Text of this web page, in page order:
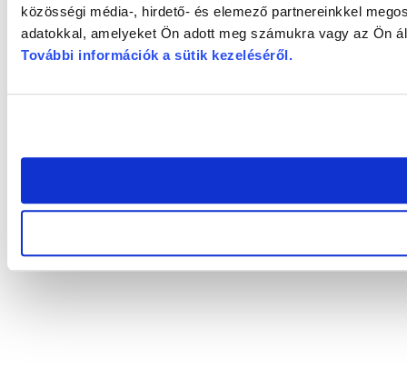
közösségi média-, hirdető- és elemező partnereinkkel
adatokkal, amelyeket Ön adott meg számukra vagy az Ön
További információk a sütik kezeléséről.